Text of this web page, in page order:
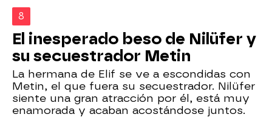
8
El inesperado beso de Nilüfer y
su secuestrador Metin
La hermana de Elif se ve a escondidas con
Metin, el que fuera su secuestrador. Nilüfer
siente una gran atracción por él, está muy
enamorada y acaban acostándose juntos.